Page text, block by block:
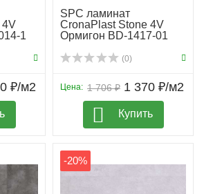
4V
1
₽/м2
SPC ламинат
CronaPlast Stone 4V
Ормигон BD-1417-01
(0)
1 706 ₽
Цена: 1 370 ₽/м2
Купить
-20%